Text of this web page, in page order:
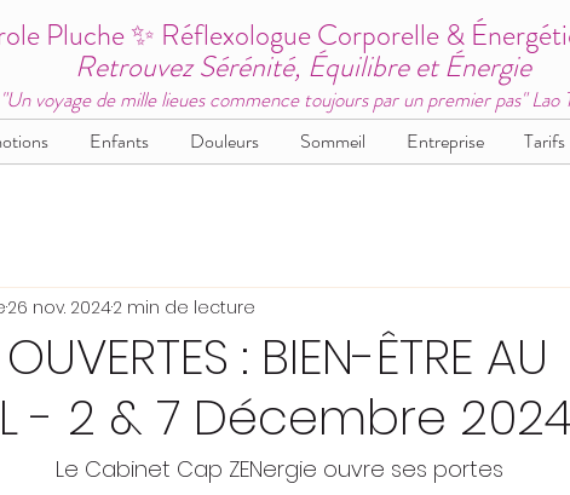
Pluche ✨ Réflexologue Corporelle &
Retrouvez Sérénité, Équilibre et Énergie
"Un voyage de mille lieues commence toujours par un premier pas" Lao
Enfants Douleurs Sommeil Entreprise Tarifs
: BIEN-ÊTRE AU
- 2 & 7 Décembre
26 nov. 20242 min de lecture
Le Cabinet Cap ZENergie ouvre ses portes